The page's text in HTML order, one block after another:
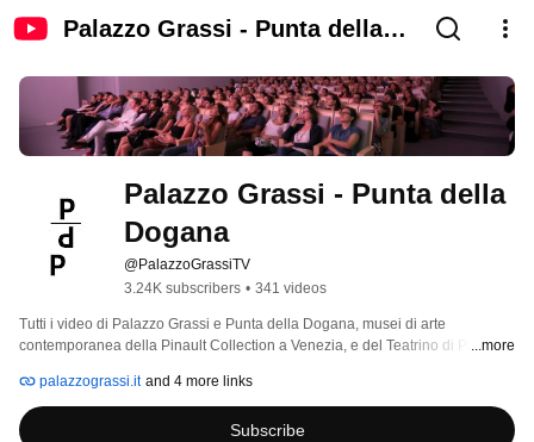
Palazzo Grassi - Punta della
Palazzo Grassi - Punta della
Dogana
@PalazzoGrassiTV
3.24K subscribers • 341 videos
Tutti i video di Palazzo Grassi e Punta della Dogana, musei di arte
contemporanea della Pinault Collection a Venezia, e del Teatrino di Palazzo
...more
palazzograssi.it and 4 more links
Subscribe